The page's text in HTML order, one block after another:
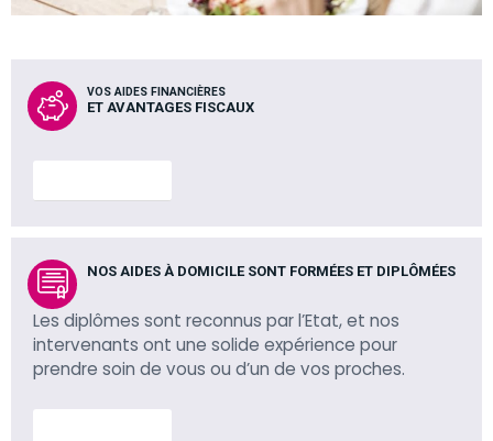
VOS AIDES FINANCIÈRES
ET AVANTAGES FISCAUX
NOS AIDES À DOMICILE SONT FORMÉES ET DIPLÔMÉES
Les diplômes sont reconnus par l’Etat, et nos
intervenants ont une solide expérience pour
prendre soin de vous ou d’un de vos proches.